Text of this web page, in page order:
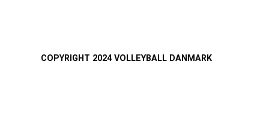
COPYRIGHT 2024 VOLLEYBALL DANMARK